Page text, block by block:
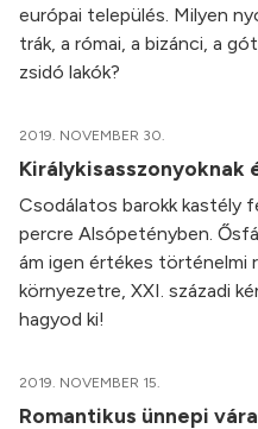
európai település. Milyen
trák, a római, a bizánci, a
zsidó lakók?
2019. NOVEMBER 30.
Királykisasszonyoknak
Csodálatos barokk kastély
percre Alsópetényben.
ám igen értékes történelmi
környezetre, XXI. századi
hagyod ki!
2019. NOVEMBER 15.
Romantikus ünnepi